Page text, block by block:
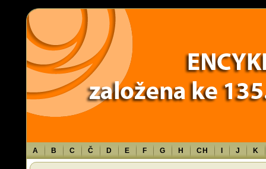
Warning: Use of undefined constant TXT - assumed 'TXT' (this will throw
content/themes/sablona/functions.php
A B C Č D E F G H CH J K